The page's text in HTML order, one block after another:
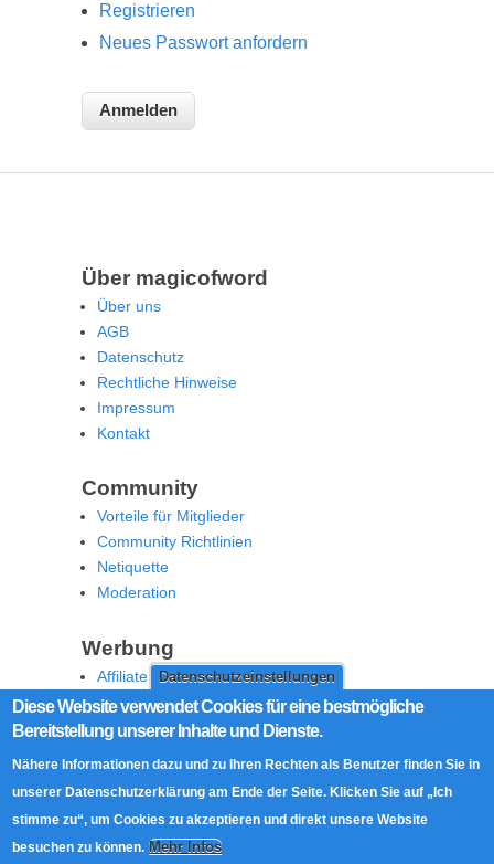
Datenschutzeinstellungen
Diese Website verwendet Cookies für eine bestmögliche
Bereitstellung unserer Inhalte und Dienste.
Nähere Informationen dazu und zu Ihren Rechten als Benutzer finden Sie in
unserer Datenschutzerklärung am Ende der Seite. Klicken Sie auf „Ich
stimme zu“, um Cookies zu akzeptieren und direkt unsere Website
besuchen zu können. Mehr Infos
Registrieren
Neues Passwort anfordern
Über magicofword
Über uns
AGB
Datenschutz
Rechtliche Hinweise
Impressum
Kontakt
Community
Vorteile für Mitglieder
Community Richtlinien
Netiquette
Moderation
Werbung
Affiliate Offenlegung
Werben Sie auf MoW
Social Media
RSS Feed
Facebook